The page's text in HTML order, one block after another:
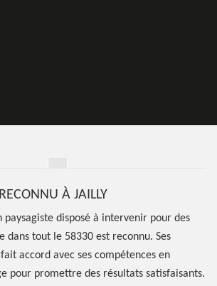
À JAILLY
paysagiste disposé à intervenir pour des
dans tout le 58330 est reconnu. Ses
accord avec ses compétences en
pour promettre des résultats satisfaisants.